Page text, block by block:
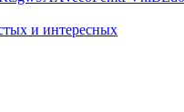
и интересных